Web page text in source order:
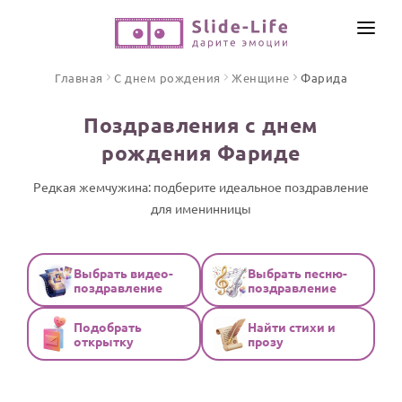
ПО ФОРМАТУ
Видео поздравления
Песни поздравления
Стихи и тексты
ПРАЗДНИКИ
С Днем рождения
ИНСТРУМЕНТЫ
ОТЗЫВЫ
Главная С днем рождения Женщине Фарида
Поздравления с днем
рождения Фариде
Редкая жемчужина: подберите идеальное поздравление
для именинницы
Выбрать видео-
поздравление
Выбрать песню-
поздравление
Подобрать
открытку
Найти стихи и
прозу